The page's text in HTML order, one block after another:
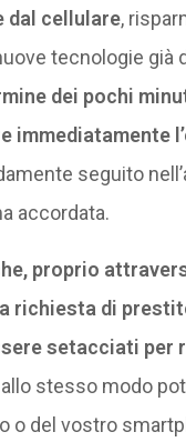
dal cellulare,
tecnologie già
dei pochi
immediatamente
seguito
accordata.
proprio
richiesta di
setacciati per
allo stesso modo
o del vostro